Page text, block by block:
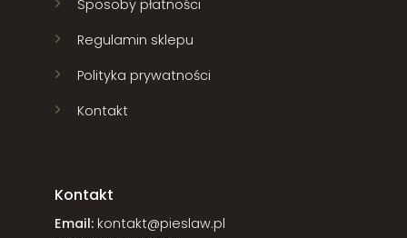
Sposoby płatności
Regulamin sklepu
Polityka prywatności
Kontakt
Kontakt
Email: kontakt@pieslaw.pl